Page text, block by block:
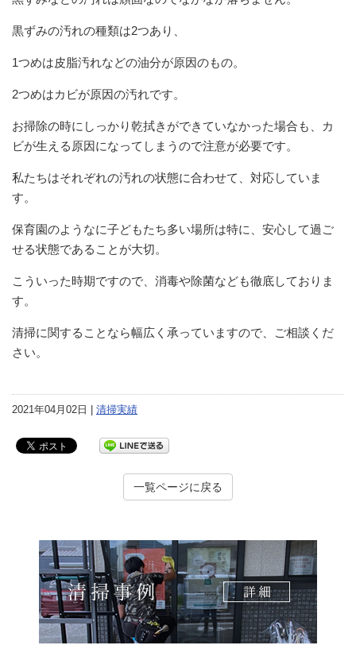
黒ずみの汚れの種類は2つあり、
1つめは皮脂汚れなどの油分が原因のもの。
2つめはカビが原因の汚れです。
お掃除の時にしっかり乾拭きができていなかった場合も、カ
ビが生える原因になってしまうので注意が必要です。
私たちはそれぞれの汚れの状態に合わせて、対応していま
す。
保育園のようなに子どもたち多い場所は特に、安心して過ご
せる状態であることが大切。
こういった時期ですので、消毒や除菌なども徹底しておりま
す。
清掃に関することなら幅広く承っていますので、ご相談くだ
さい。
2021年04月02日 | 清掃実績
一覧ページに戻る